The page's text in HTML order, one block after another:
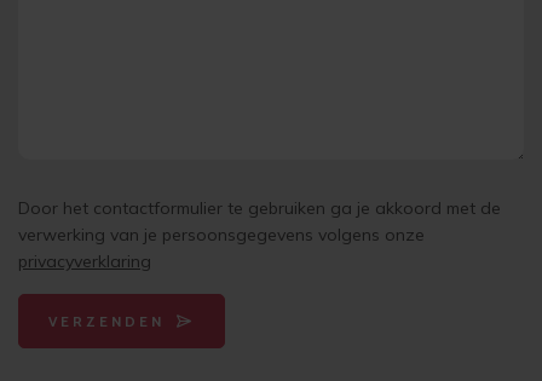
Door het contactformulier te gebruiken ga je akkoord met de
verwerking van je persoonsgegevens volgens onze
privacyverklaring
VERZENDEN